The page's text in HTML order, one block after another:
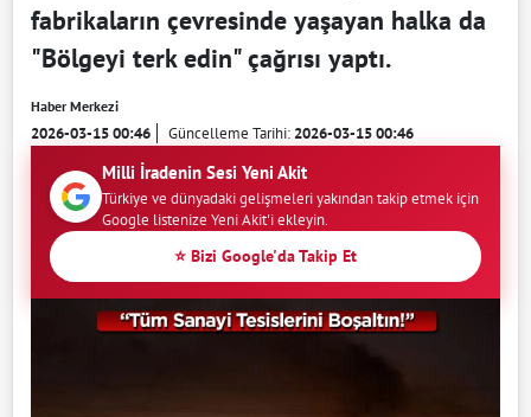
fabrikaların çevresinde yaşayan halka da
"Bölgeyi terk edin" çağrısı yaptı.
Haber Merkezi
2026-03-15 00:46 Güncelleme Tarihi:2026-03-15 00:46
Milli İradenin Sesi Yeni Akit
Türkiye ve dünyadaki gelişmeleri yakından takip etmek için
Google listenize Yeni Akit'i ekleyin.
⭐ Bizi Google'da Takip Et